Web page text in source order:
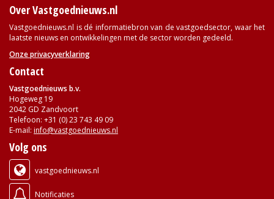
Over Vastgoednieuws.nl
Vastgoednieuws.nl is dé informatiebron van de vastgoedsector, waar het
laatste nieuws en ontwikkelingen met de sector worden gedeeld.
Onze privacyverklaring
Contact
Vastgoednieuws b.v.
Hogeweg 19
2042 GD Zandvoort
Telefoon: +31 (0) 23 743 49 09
E-mail: info@vastgoednieuws.nl
Volg ons
vastgoednieuws.nl
Notificaties